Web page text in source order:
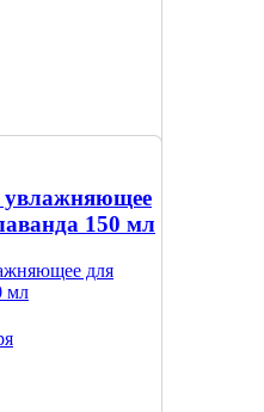
увлажняющее
150 мл